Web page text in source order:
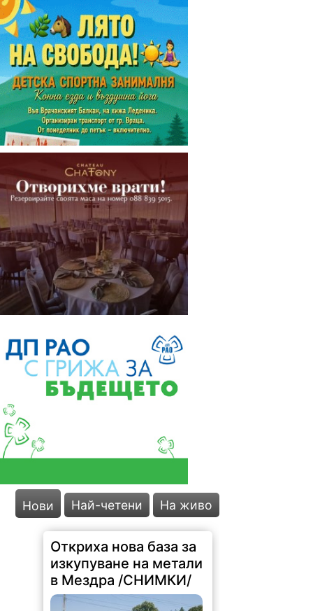
Нови Най-четени На живо
Откриха нова база за
изкупуване на метали
в Мездра /СНИМКИ/